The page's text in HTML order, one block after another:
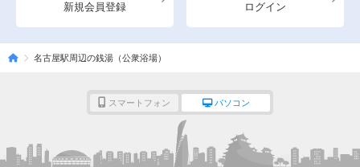
新規会員登録 ログイン
名古屋駅周辺の銭湯（公衆浴場）
スマートフォン パソコン